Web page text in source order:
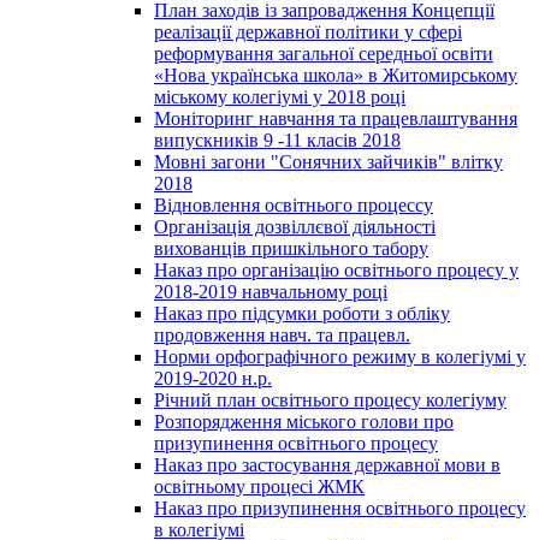
План заходів із запровадження Концепції
реалізації державної політики у сфері
реформування загальної середньої освіти
«Нова українська школа» в Житомирському
міському колегіумі у 2018 році
Моніторинг навчання та працевлаштування
випускників 9 -11 класів 2018
Мовні загони "Сонячних зайчиків" влітку
2018
Відновлення освітнього процессу
Організація дозвіллєвої діяльності
вихованців пришкільного табору
Наказ про організацію освітнього процесу у
2018-2019 навчальному році
Наказ про підсумки роботи з обліку
продовження навч. та працевл.
Норми орфографічного режиму в колегіумі у
2019-2020 н.р.
Річний план освітнього процесу колегіуму
Розпорядження міського голови про
призупинення освітнього процесу
Наказ про застосування державної мови в
освітньому процесі ЖМК
Наказ про призупинення освітнього процесу
в колегіумі